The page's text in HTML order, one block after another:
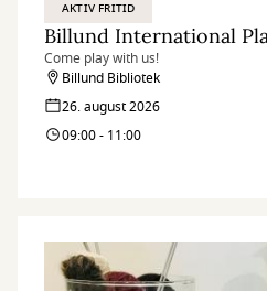
AKTIV FRITID
Billund International
Come play with us!
Billund Bibliotek
26. august 2026
09:00 - 11:00